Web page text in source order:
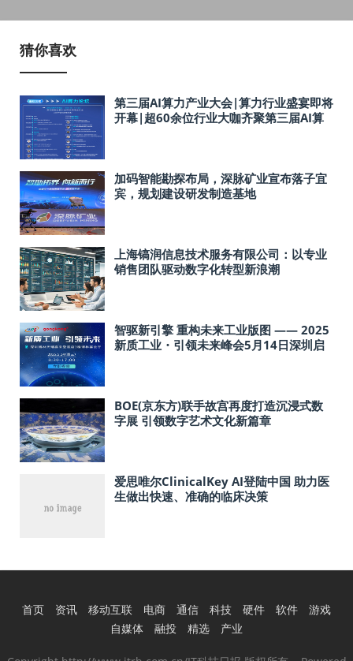
猜你喜欢
第三届AI算力产业大会|算力行业盛宴即将
开幕|超60余位行业大咖齐聚第三届AI算
加码智能勘探布局，深脉矿业宣布落子宜
宾，规划建设研发制造基地
上海镐润信息技术服务有限公司：以专业
销售团队驱动数字化转型新浪潮
智驱新引擎 重构未来工业版图 —— 2025
新质工业・引领未来峰会5月14日深圳启
BOE(京东方)联手故宫再度打造沉浸式数
字展 引领数字艺术文化新篇章
爱思唯尔ClinicalKey AI登陆中国 助力医
生做出快速、准确的临床决策
首页 资讯 移动互联 电商 通信 科技 硬件 软件
游戏
自媒体
融投 精选 产业